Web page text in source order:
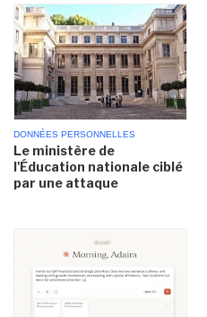
DONNÉES PERSONNELLES
Le ministère de
l'Éducation nationale ciblé
par une attaque